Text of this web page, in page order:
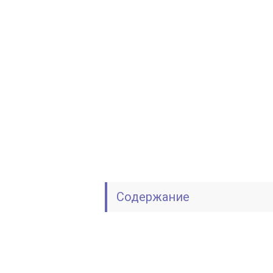
Содержание